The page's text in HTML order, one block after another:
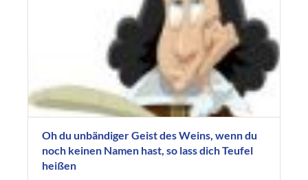
Oh du unbändiger Geist des Weins, wenn du
noch keinen Namen hast, so lass dich Teufel
heißen